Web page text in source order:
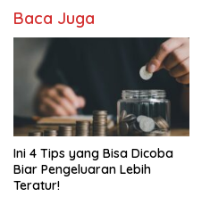
Baca Juga
Ini 4 Tips yang Bisa Dicoba
Biar Pengeluaran Lebih
Teratur!